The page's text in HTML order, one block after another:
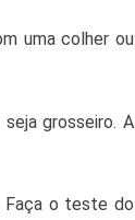
uma colher ou
grosseiro. A
Faça o teste do